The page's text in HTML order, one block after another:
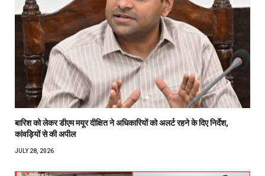
बारिश को लेकर डीएम मयूर दीक्षित ने अधिकारियों को अलर्ट रहने के दिए निर्देश,
कांवड़ियों से की अपील
JULY 28, 2026